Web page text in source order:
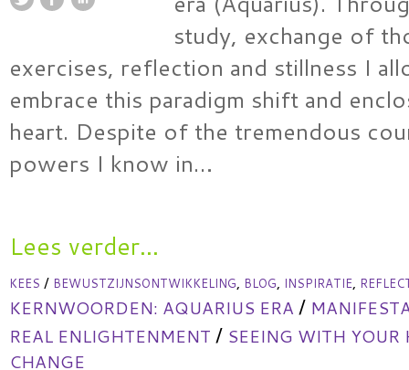
study, exchange of
exercises, reflection and stillness I
embrace this paradigm shift and
heart. Despite of the tremendous
powers I know in…
Lees verder...
KEES / BEWUSTZIJNSONTWIKKELING, BLOG, INSPIRATIE,
KERNWOORDEN: AQUARIUS ERA /
REAL ENLIGHTENMENT / SEEING WITH YOUR
CHANGE